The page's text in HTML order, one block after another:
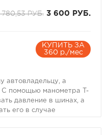
780,53 РУБ. 3 600 РУБ.
КУПИТЬ ЗА
360 р./мес
автовладельцу, а
С помощью манометра T-
давление в шинах, а
его в случае